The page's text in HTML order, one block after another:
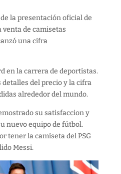
la presentación oficial de
venta de camisetas
una cifra
en la carrera de deportistas.
del precio y la cifra
alrededor del mundo.
su satisfaccion y
nuevo equipo de fútbol.
tener la camiseta del PSG
Messi.